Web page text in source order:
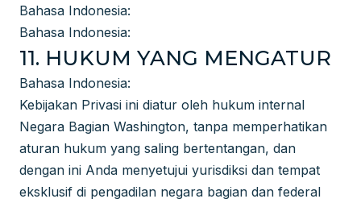
Bahasa Indonesia:
Bahasa Indonesia:
11. HUKUM YANG MENGATUR
Bahasa Indonesia:
Kebijakan Privasi ini diatur oleh hukum internal
Negara Bagian Washington, tanpa memperhatikan
aturan hukum yang saling bertentangan, dan
dengan ini Anda menyetujui yurisdiksi dan tempat
eksklusif di pengadilan negara bagian dan federal